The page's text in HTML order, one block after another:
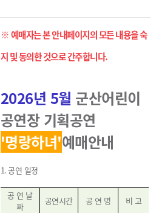
※ 예매자는 본 안내페이지의 모든 내용을 숙
지 및 동의한 것으로 간주합니다.
2026년 5월 군산어린이
공연장 기획공연
'명랑하녀'예매안내
1.공연 일정
공 연 날
짜
공연시간 공 연 명 비 고